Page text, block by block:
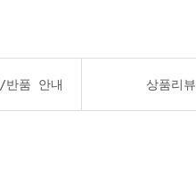
품 안내 상품리뷰